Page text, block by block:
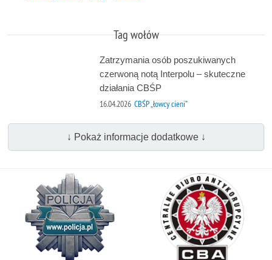
Tag wołów
Zatrzymania osób poszukiwanych
czerwoną notą Interpolu – skuteczne
działania CBŚP
16.04.2026 CBŚP „łowcy cieni”
↓ Pokaż informacje dodatkowe ↓